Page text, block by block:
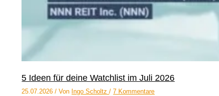
5 Ideen für deine Watchlist im Juli 2026
25.07.2026/ Von Ingo Scholtz/7 Kommentare